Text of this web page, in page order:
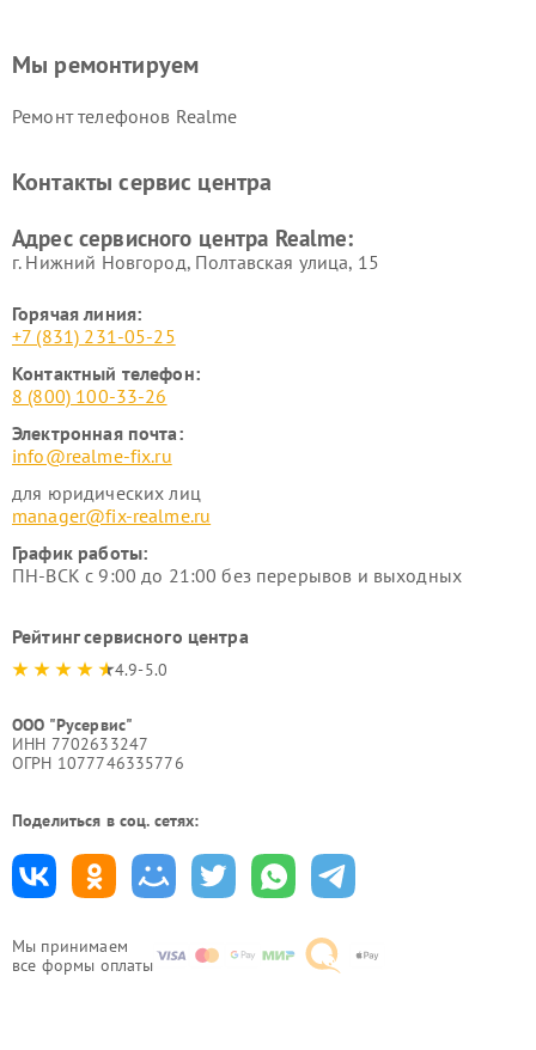
Мы принимаем
все формы оплаты
Мы ремонтируем
Ремонт телефонов Realme
Контакты сервис центра
Адрес сервисного центра Realme:
г. Нижний Новгород, Полтавская улица, 15
Горячая линия:
+7 (831) 231-05-25
Контактный телефон:
8 (800) 100-33-26
Электронная почта:
info@realme-fix.ru
для юридических лиц
manager@fix-realme.ru
График работы:
ПН-ВСК с 9:00 до 21:00 без перерывов и выходных
Рейтинг сервисного центра
4.9-5.0
ООО "Русервис"
ИНН 7702633247
ОГРН 1077746335776
Поделиться в соц. сетях: